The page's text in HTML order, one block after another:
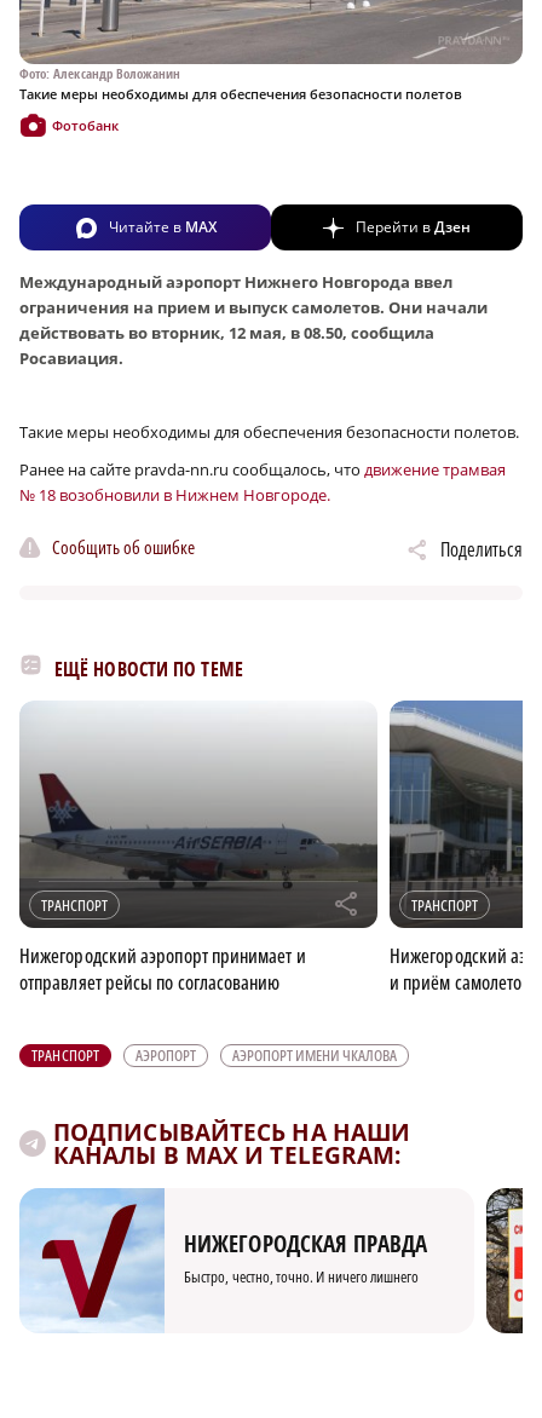
Фото: Александр Воложанин
Такие меры необходимы для обеспечения безопасности полетов
Фотобанк
Читайте в MAX Перейти вДзен
Международный аэропорт Нижнего Новгорода ввел
ограничения на прием и выпуск самолетов. Они начали
действовать во вторник, 12 мая, в 08.50, сообщила
Росавиация.
Такие меры необходимы для обеспечения безопасности полетов.
Ранее на сайте pravda-nn.ru сообщалось, что движение трамвая
№ 18 возобновили в Нижнем Новгороде.
Сообщить об ошибке Поделиться
ЕЩЁ НОВОСТИ ПО ТЕМЕ
ТРАНСПОРТ r
Нижегородский аэропорт принимает и
отправляет рейсы по согласованию
ТРАНСПОРТ
Нижегородский
и приём самолетов
ТРАНСПОРТ АЭРОПОРТ АЭРОПОРТ ИМЕНИ ЧКАЛОВА
ПОДПИСЫВАЙТЕСЬ НА НАШИ
КАНАЛЫ В MAX И TELEGRAM:
НИЖЕГОРОДСКАЯ ПРАВДА
Быстро, честно, точно. И ничего лишнего